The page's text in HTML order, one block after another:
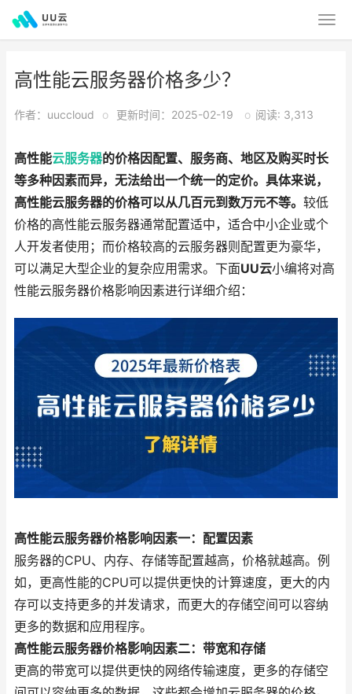
高性能云服务器价格多少？
作者：uuccloud o 更新时间：2025-02-19 o 阅读: 3,313
高性能云服务器的价格因配置、服务商、地区及购买时长
等多种因素而异，无法给出一个统一的定价。具体来说，
高性能云服务器的价格可以从几百元到数万元不等。 较低
价格的高性能云服务器通常配置适中，适合中小企业或个
人开发者使用；而价格较高的云服务器则配置更为豪华，
可以满足大型企业的复杂应用需求。下面UU云小编将对高
性能云服务器价格影响因素进行详细介绍：
高性能云服务器价格影响因素一：配置因素
服务器的CPU、内存、存储等配置越高，价格就越高。例
如，更高性能的CPU可以提供更快的计算速度，更大的内
存可以支持更多的并发请求，而更大的存储空间可以容纳
更多的数据和应用程序。
高性能云服务器价格影响因素二：带宽和存储
更高的带宽可以提供更快的网络传输速度，更多的存储空